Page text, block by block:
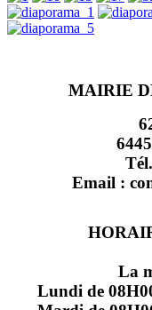
MAIRIE
Email :
La
Lundi de